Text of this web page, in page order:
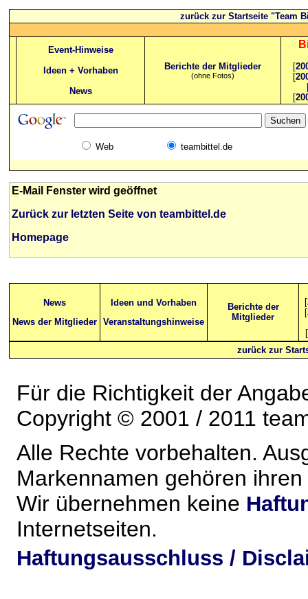
zurück zur Startseite "Team
Event-Hinweise
Ideen + Vorhaben
News
Berichte der Mitglieder
(ohne Fotos)
[
[
[
Web teambittel.de
E-Mail Fenster wird geöffnet
Zurück zur letzten Seite von teambittel.de
Homepage
News
News der Mitglieder
Ideen und Vorhaben
Veranstaltungshinweise
Berichte der
Mitglieder
[
[
[
zurück zur
Für die Richtigkeit der
Copyright © 2001 / 2011
Alle Rechte vorbehalten.
Markennamen gehören
Wir übernehmen keine
Internetseiten.
Haftungsausschluss /